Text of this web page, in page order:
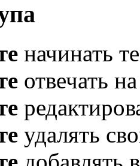
начинать
отвечать
удалять